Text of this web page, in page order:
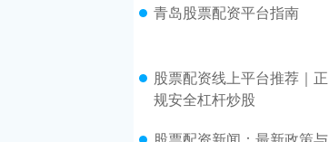
青岛股票配资平台指南
股票配资线上平台推荐｜正
规安全杠杆炒股